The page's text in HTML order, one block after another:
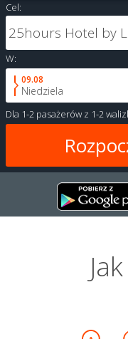
Cel:
W:
09.08
Niedziela
Dla 1-2 pasażerów z 1-2